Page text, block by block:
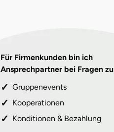
Für Firmenkunden bin ich
Ansprechpartner bei Fragen zu
Gruppenevents
Kooperationen
Konditionen & Bezahlung